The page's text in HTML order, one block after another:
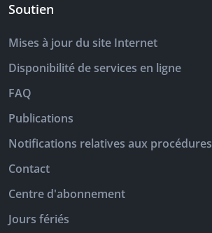
Soutien
Mises à jour du site Internet
Disponibilité de services en ligne
FAQ
Publications
Notifications relatives aux procédures
Contact
Centre d'abonnement
Jours fériés